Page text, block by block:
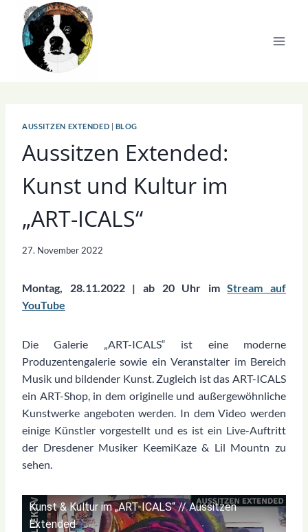
Inhalt
springen
AUSSITZEN EXTENDED | BLOG
Aussitzen Extended:
Kunst und Kultur im
„ART-ICALS“
27. November 2022
Montag, 28.11.2022 | ab 20 Uhr imStream auf
YouTube
Die Galerie „ART-ICALS“ ist eine moderne
Produzentengalerie sowie ein Veranstalter im Bereich
Musik und bildender Kunst. Zugleich ist das ART-ICALS
ein ART-Shop, in dem originelle und außergewöhnliche
Kunstwerke angeboten werden. In dem Video werden
einige Künstler vorgestellt und es ist ein Live-Auftritt
der Dresdener Musiker KeemiKaze & Lil Mountn zu
sehen.
Kunst & Kultur im „ART-ICALS“ // Aussitzen
Extended